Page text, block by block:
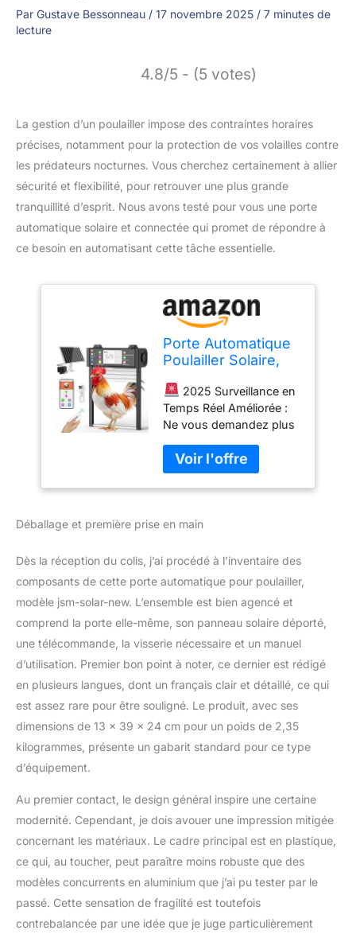
Par Gustave Bessonneau / 17 novembre 2025 / 7 minutes de
lecture
4.8/5 - (5 votes)
La gestion d’un poulailler impose des contraintes horaires
précises, notamment pour la protection de vos volailles contre
les prédateurs nocturnes. Vous cherchez certainement à allier
sécurité et flexibilité, pour retrouver une plus grande
tranquillité d’esprit. Nous avons testé pour vous une porte
automatique solaire et connectée qui promet de répondre à
ce besoin en automatisant cette tâche essentielle.
Porte Automatique
Poulailler Solaire,
l'état en Temps
réel, reconnection
WiFi, avec écran
LCD, 4000mAh
Alimentation par
Batterie, Capteur de
Lumière et
télécommande
2025 Surveillance en
Temps Réel Améliorée :
Ne vous demandez plus
ouverte ou fermée. Grâce
à l’application dédiée,
vous recevez des mises
l’état de votre porte. Que
en vacances, gardez
l’esprit tranquille en
sachant que vos poules
sont protégées des
prédateurs la nuit.
Reconnectivité
Automatique & Fiable :
Fini les réglages
compliqués. En cas de
coupure Wi-Fi, la porte
relance
automatiquement un
Un système mains libres
qui vous fait gagner du
temps et garantit une
connexion stable de
votre porte poulailler
automatique solaire
intelligent.
Modes
d’Ouverture Automatique
Intelligents : Profitez
Déballage et première prise en main
Dès la réception du colis, j’ai procédé à l’inventaire des
composants de cette porte automatique pour poulailler,
modèle jsm-solar-new. L’ensemble est bien agencé et
comprend la porte elle-même, son panneau solaire déporté,
une télécommande, la visserie nécessaire et un manuel
d’utilisation. Premier bon point à noter, ce dernier est rédigé
en plusieurs langues, dont un français clair et détaillé, ce qui
est assez rare pour être souligné. Le produit, avec ses
dimensions de 13 x 39 x 24 cm pour un poids de 2,35
kilogrammes, présente un gabarit standard pour ce type
d’équipement.
Au premier contact, le design général inspire une certaine
modernité. Cependant, je dois avouer une impression mitigée
concernant les matériaux. Le cadre principal est en plastique,
ce qui, au toucher, peut paraître moins robuste que des
modèles concurrents en aluminium que j’ai pu tester par le
passé. Cette sensation de fragilité est toutefois
contrebalancée par une idée que je juge particulièrement